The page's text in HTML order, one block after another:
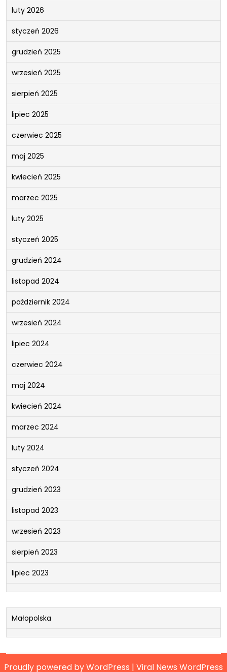
luty 2026
styczeń 2026
grudzień 2025
wrzesień 2025
sierpień 2025
lipiec 2025
czerwiec 2025
maj 2025
kwiecień 2025
marzec 2025
luty 2025
styczeń 2025
grudzień 2024
listopad 2024
październik 2024
wrzesień 2024
lipiec 2024
czerwiec 2024
maj 2024
kwiecień 2024
marzec 2024
luty 2024
styczeń 2024
grudzień 2023
listopad 2023
wrzesień 2023
sierpień 2023
lipiec 2023
Małopolska
Proudly powered by WordPress | Viral News WordPress